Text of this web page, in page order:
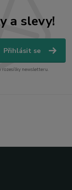
a slevy!
Přihlásit se
rozesílky newsletteru.